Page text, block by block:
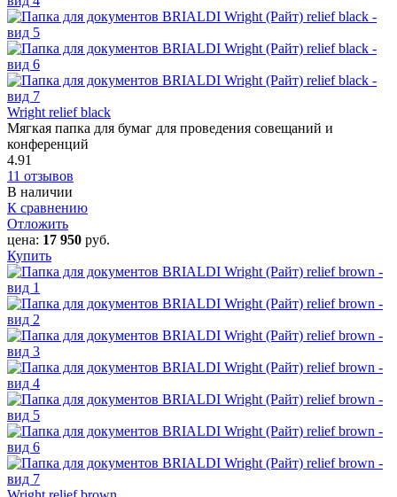
Wright relief black
Мягкая папка для бумаг для проведения совещаний и
конференций
4.91
11 отзывов
В наличии
К сравнению
Отложить
цена: 17 950 руб.
Купить